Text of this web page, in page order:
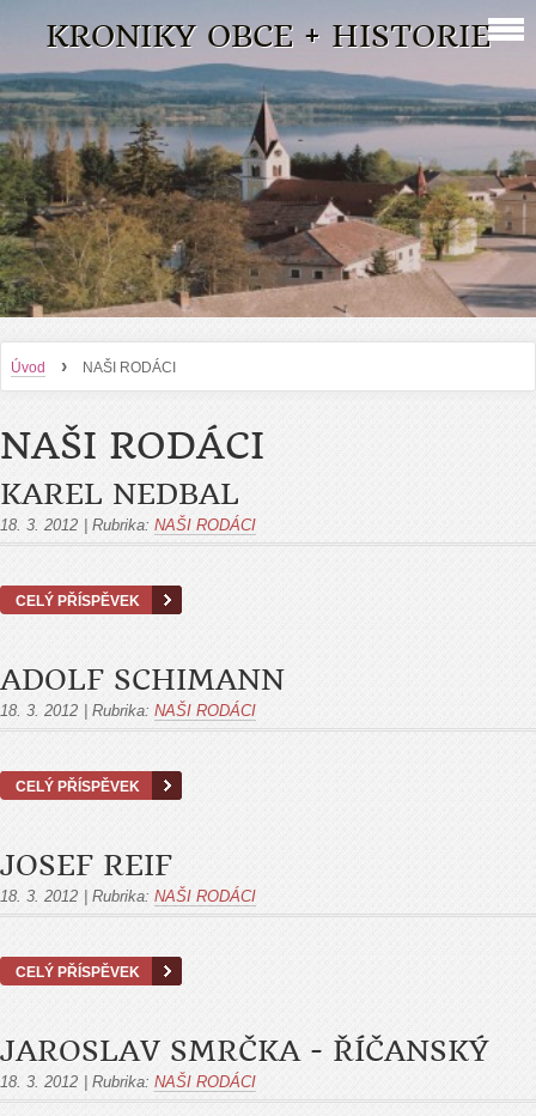
KRONIKY OBCE + HISTORIE
Úvod › NAŠI RODÁCI
NAŠI RODÁCI
KAREL NEDBAL
18. 3. 2012 Rubrika: NAŠI RODÁCI
CELÝ PŘÍSPĚVEK
ADOLF SCHIMANN
18. 3. 2012 Rubrika: NAŠI RODÁCI
CELÝ PŘÍSPĚVEK
JOSEF REIF
18. 3. 2012 Rubrika: NAŠI RODÁCI
CELÝ PŘÍSPĚVEK
JAROSLAV SMRČKA - ŘÍČANSKÝ
18. 3. 2012 Rubrika: NAŠI RODÁCI